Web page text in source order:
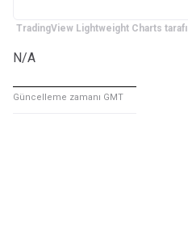
TradingView Lightweight Charts
N/A
Güncelleme zamanı GMT